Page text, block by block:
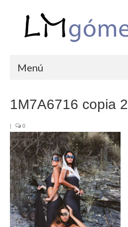
Menú
COMUNIONES
CORPORATIVAS
SEMANA SANTA
BLOG
SOBRE LM
1M7A6716 copia 2
| 0